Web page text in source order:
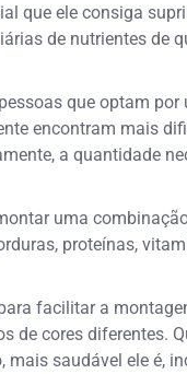
que ele consiga
de nutrientes de
que optam por
encontram mais
a quantidade
uma
proteínas,
facilitar a
de cores diferentes.
mais saudável ele é,